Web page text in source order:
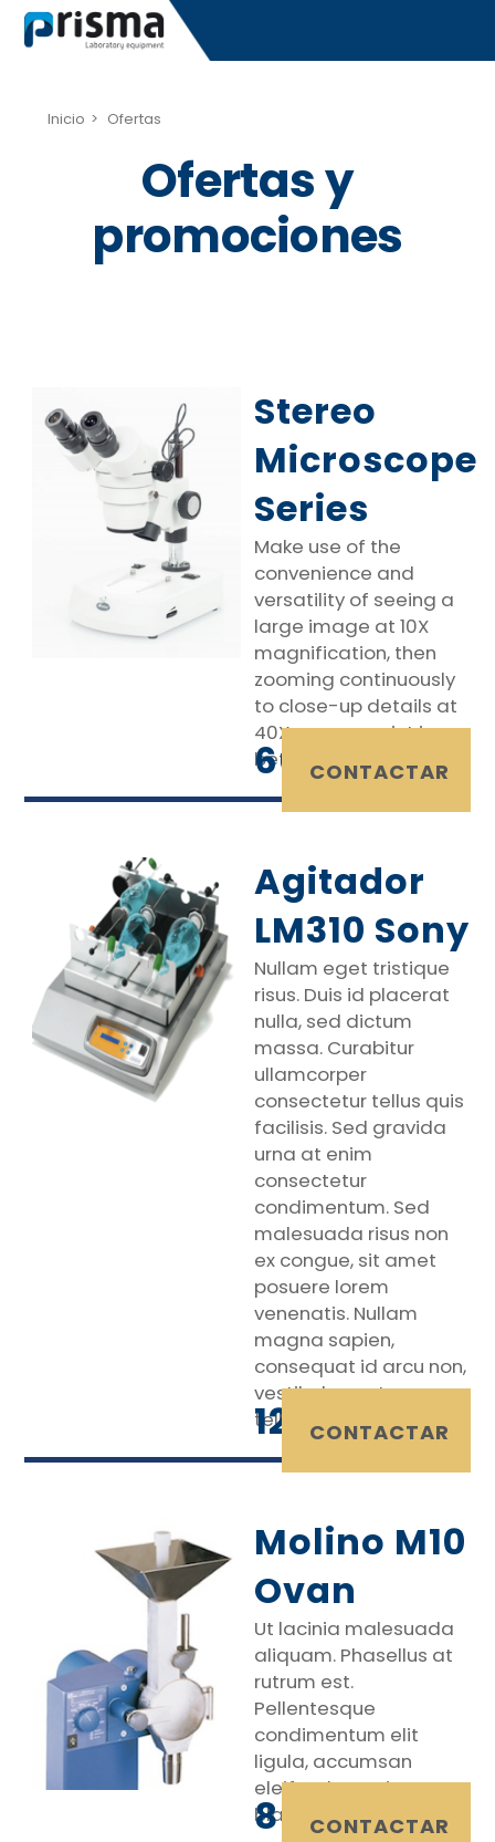
Skip
Inicio > Ofertas
Ofertas y
promociones
Stereo
Microscope
Series
Make use of the
convenience and
versatility of seeing a
large image at 10X
magnification, then
zooming continuously
to close-up details at
40X… or any point in
between. The SMZ-140
660 € IVA Incluido
CONTACTAR
Agitador
LM310 Sony
Nullam eget tristique
risus. Duis id placerat
nulla, sed dictum
massa. Curabitur
ullamcorper
consectetur tellus quis
facilisis. Sed gravida
urna at enim
consectetur
condimentum. Sed
malesuada risus non
ex congue, sit amet
posuere lorem
venenatis. Nullam
magna sapien,
consequat id arcu non,
vestibulum rutrum
tellus.
120 € IVA Incluido
CONTACTAR
Molino M10
Ovan
Ut lacinia malesuada
aliquam. Phasellus at
rutrum est.
Pellentesque
condimentum elit
ligula, accumsan
eleifend mauris
blandit sed.
85 € IVA Incluido
CONTACTAR